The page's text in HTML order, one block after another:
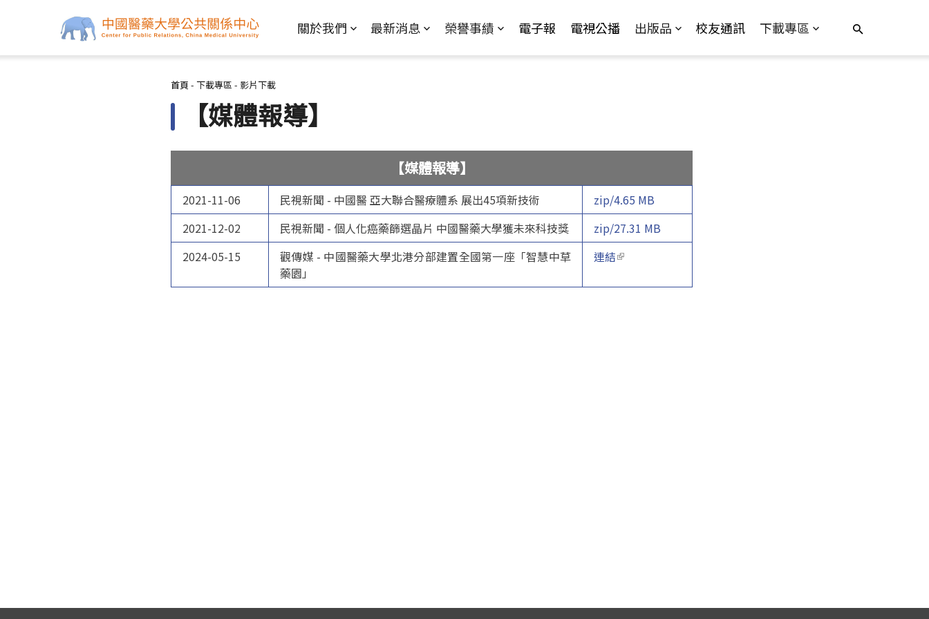
關於我們 最新消息 榮譽事績 電子報 電視公播 出版品 校友通訊 下載專區
您在這裡
首頁 - 下載專區 - 影片下載
【媒體報導】
【媒體報導】
2021-11-06 民視新聞 - 中國醫 亞大聯合醫療體系 展出45項新技術
zip/4.65 MB
2021-12-02 民視新聞 - 個人化癌藥篩選晶片 中國醫藥大學獲未來科技獎
zip/27.31 MB
2024-05-15
觀傳媒 - 中國醫藥大學北港分部建置全國第一座「智慧中草
藥園」
連結(link is external)